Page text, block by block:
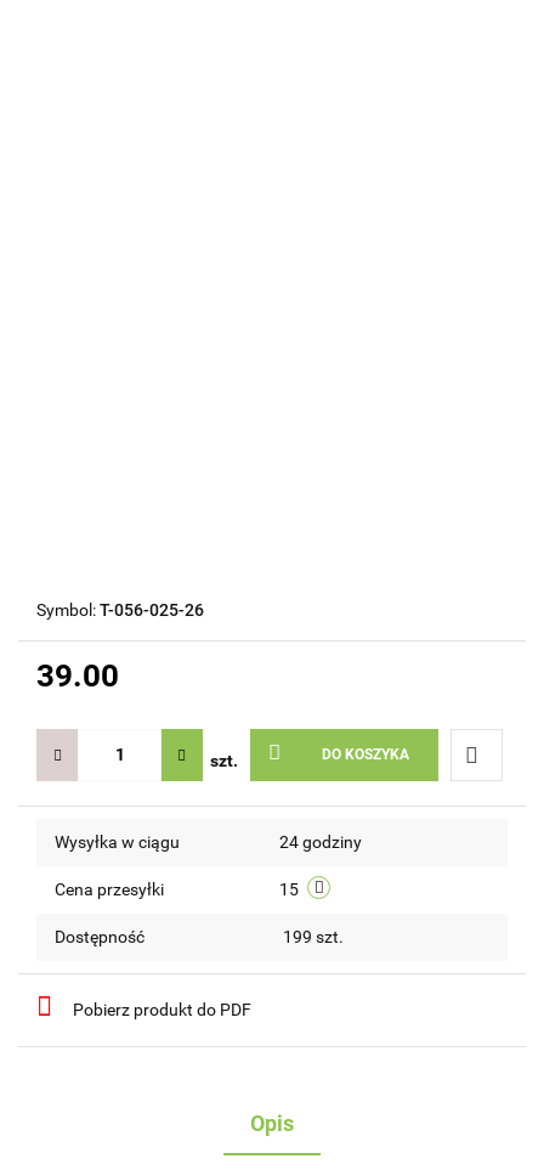
Symbol:T-056-025-26
39.00
szt. DO KOSZYKA
Do
Wysyłka w ciągu 24 godziny
Cena przesyłki 15
Dostępność 199 szt.
Pobierz produkt do PDF
Opis